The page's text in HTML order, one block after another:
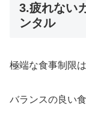
3.疲れない
ンタル
極端な食事制限は
バランスの良い